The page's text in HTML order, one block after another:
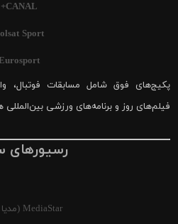
CANAL+
Sport
پکیج‌های فوق شامل مسابقات فوتبال،
فیلم‌های روز و برنامه‌های ورزشی بین‌المللی
رسیورهای
MediaStar (مدیا استار)